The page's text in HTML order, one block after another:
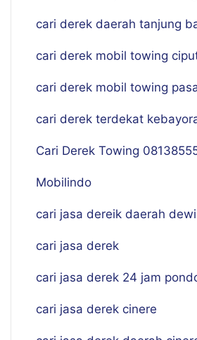
cari derek daerah tanjung
cari derek mobil towing
cari derek mobil towing
cari derek terdekat
Cari Derek Towing
Mobilindo
cari jasa dereik daerah
cari jasa derek
cari jasa derek 24 jam
cari jasa derek cinere